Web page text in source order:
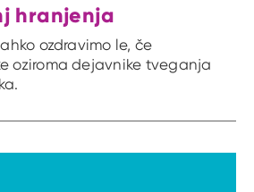
hranjenja
ozdravimo le, če
oziroma dejavnike tveganja